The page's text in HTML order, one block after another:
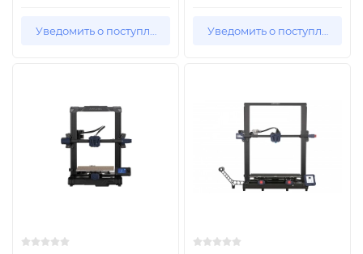
Уведомить о поступлении Уведомить о поступлении